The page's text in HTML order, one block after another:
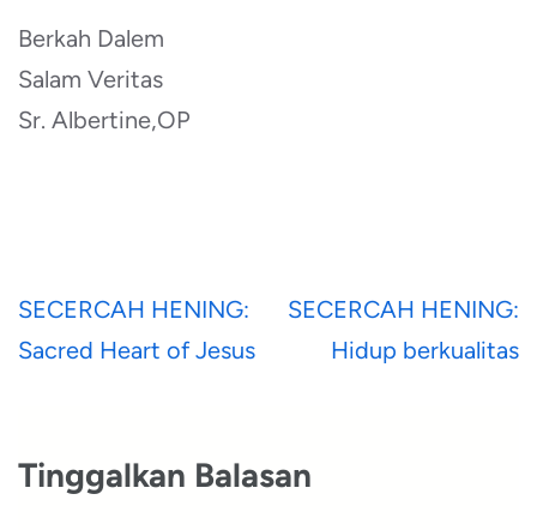
Berkah Dalem
Salam Veritas
Sr. Albertine,OP
Navigasi
pos
SECERCAH HENING:
Sacred Heart of Jesus
SECERCAH HENING:
Hidup berkualitas
Tinggalkan Balasan